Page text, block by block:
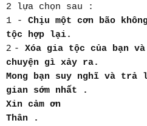
2 lựa chọn sau :
1 - Chịu một cơn bão
tộc hợp lại.
2 - Xóa gia tộc của bạn
chuyện gì xảy ra.
Mong bạn suy nghĩ và
gian sớm nhất .
Xin cảm ơn
Thân .